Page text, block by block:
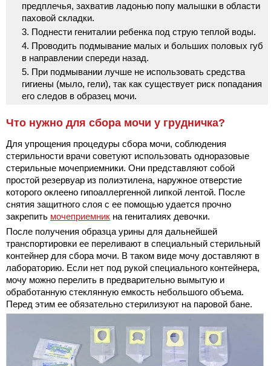
предплечья, захватив ладонью попу малышки в области
паховой складки.
Поднести гениталии ребенка под струю теплой воды.
Проводить подмывание малых и больших половых губ
в направлении спереди назад.
При подмывании лучше не использовать средства
гигиены (мыло, гели), так как существует риск попадания
его следов в образец мочи.
Что нужно для сбора мочи у грудничка?
Для упрощения процедуры сбора мочи, соблюдения
стерильности врачи советуют использовать одноразовые
стерильные мочеприемники. Они представляют собой
простой резервуар из полиэтилена, наружное отверстие
которого оклеено гипоаллергенной липкой лентой. После
снятия защитного слоя с ее помощью удается прочно
закрепить мочеприемник на гениталиях девочки.
После получения образца урины для дальнейшей
транспортировки ее переливают в специальный стерильный
контейнер для сбора мочи. В таком виде мочу доставляют в
лабораторию. Если нет под рукой специального контейнера,
мочу можно перелить в предварительно вымытую и
обработанную стеклянную емкость небольшого объема.
Перед этим ее обязательно стерилизуют на паровой бане.